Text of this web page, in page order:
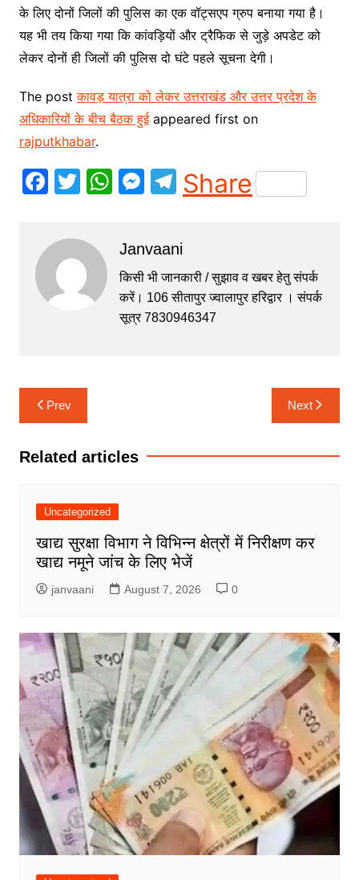
के लिए दोनों जिलों की पुलिस का एक वॉट्सएप ग्रुप बनाया गया है।
यह भी तय किया गया कि कांवड़ियों और ट्रैफिक से जुड़े अपडेट को
लेकर दोनों ही जिलों की पुलिस दो घंटे पहले सूचना देगी।
The postकावड़ यात्रा को लेकर उत्तराखंड और उत्तर प्रदेश के
अधिकारियों के बीच बैठक हुईappeared first on
rajputkhabar.
F
c
e
b
o
T
itt
er
W
s
A
p
M
s
e
n
T
el
gr
a
m
Share
Janvaani
किसी भी जानकारी / सुझाव व खबर हेतु संपर्क
करें। 106 सीतापुर ज्वालापुर हरिद्वार । संपर्क
सूत्र 7830946347
Post
navigation
Prev Next
Related articles
Uncategorized
खाद्य सुरक्षा विभाग ने विभिन्न क्षेत्रों में निरीक्षण कर
खाद्य नमूने जांच के लिए भेजें
janvaani August 7, 2026 0